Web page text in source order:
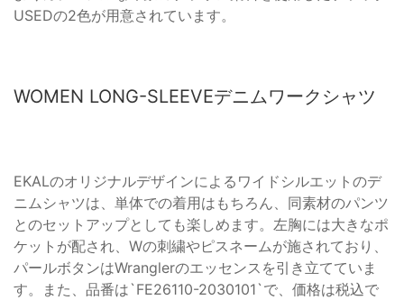
USEDの2色が用意されています。
WOMEN LONG-SLEEVEデニムワークシャツ
EKALのオリジナルデザインによるワイドシルエットのデ
ニムシャツは、単体での着用はもちろん、同素材のパンツ
とのセットアップとしても楽しめます。左胸には大きなポ
ケットが配され、Wの刺繍やピスネームが施されており、
パールボタンはWranglerのエッセンスを引き立てていま
す。また、品番は`FE26110-2030101`で、価格は税込で